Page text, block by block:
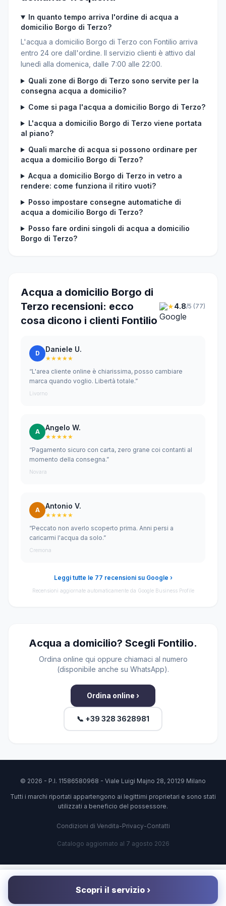
In quanto tempo arriva l'ordine di acqua a
domicilio Borgo di Terzo?
L'acqua a domicilio Borgo di Terzo con Fontilio arriva
entro 24 ore dall'ordine. Il servizio clienti è attivo dal
lunedì alla domenica, dalle 7:00 alle 22:00.
Quali zone di Borgo di Terzo sono servite per la
consegna acqua a domicilio?
Come si paga l'acqua a domicilio Borgo di Terzo?
L'acqua a domicilio Borgo di Terzo viene portata
al piano?
Quali marche di acqua si possono ordinare per
acqua a domicilio Borgo di Terzo?
Acqua a domicilio Borgo di Terzo in vetro a
rendere: come funziona il ritiro vuoti?
Posso impostare consegne automatiche di
acqua a domicilio Borgo di Terzo?
Posso fare ordini singoli di acqua a domicilio
Borgo di Terzo?
Acqua a domicilio Borgo di
Terzo recensioni: ecco
cosa dicono i clienti Fontilio
★4.8/5 (77)
D Daniele U.
★★★★★
“L'area cliente online è chiarissima, posso cambiare
marca quando voglio. Libertà totale.”
Livorno
A Angelo W.
★★★★★
“Pagamento sicuro con carta, zero grane coi contanti al
momento della consegna.”
Novara
A Antonio V.
★★★★★
“Peccato non averlo scoperto prima. Anni persi a
caricarmi l'acqua da solo.”
Cremona
Leggi tutte le 77 recensioni su Google ›
Recensioni aggiornate automaticamente da Google Business Profile
Acqua a domicilio? Scegli Fontilio.
Ordina online qui oppure chiamaci al numero
(disponibile anche su WhatsApp).
Ordina online ›
📞 +39 328 3628981
Scopri il servizio ›
© 2026 - P.I. 11586580968 - Viale Luigi Majno 28, 20129 Milano
Tutti i marchi riportati appartengono ai legittimi proprietari e sono stati
utilizzati a beneficio del possessore.
Condizioni di Vendita-Privacy-Contatti
Catalogo aggiornato al 7 agosto 2026